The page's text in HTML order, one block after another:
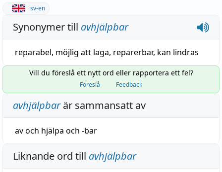
sv-en
Synonymer till avhjälpbar
reparabel, möjlig att laga, reparerbar, kan lindras
Vill du föreslå ett nytt ord eller rapportera ett fel?
Föreslå Feedback
avhjälpbarär sammansatt av
avoch hjälpa och -bar
Liknande ord till avhjälpbar